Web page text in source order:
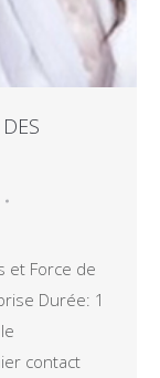
et Force de
Durée: 1
contact